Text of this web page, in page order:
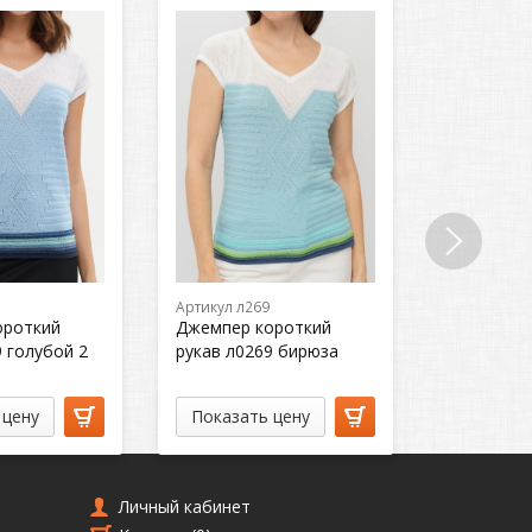
голубой 2
Артикул л269
Джемпер короткий
рукав л0269 бирюза
Показать цену
Личный кабинет